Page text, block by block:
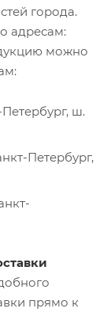
города.
адресам:
можно
ш.
Петербург,
прямо к